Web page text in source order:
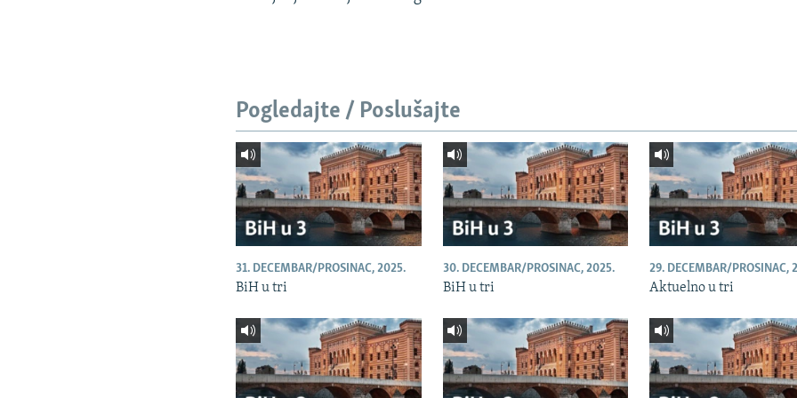
Pogledajte / Poslušajte
31. DECEMBAR/PROSINAC, 2025.
BiH u tri
30. DECEMBAR/PROSINAC, 2025.
BiH u tri
29. DECEMBAR/PROSINAC,
Aktuelno u tri